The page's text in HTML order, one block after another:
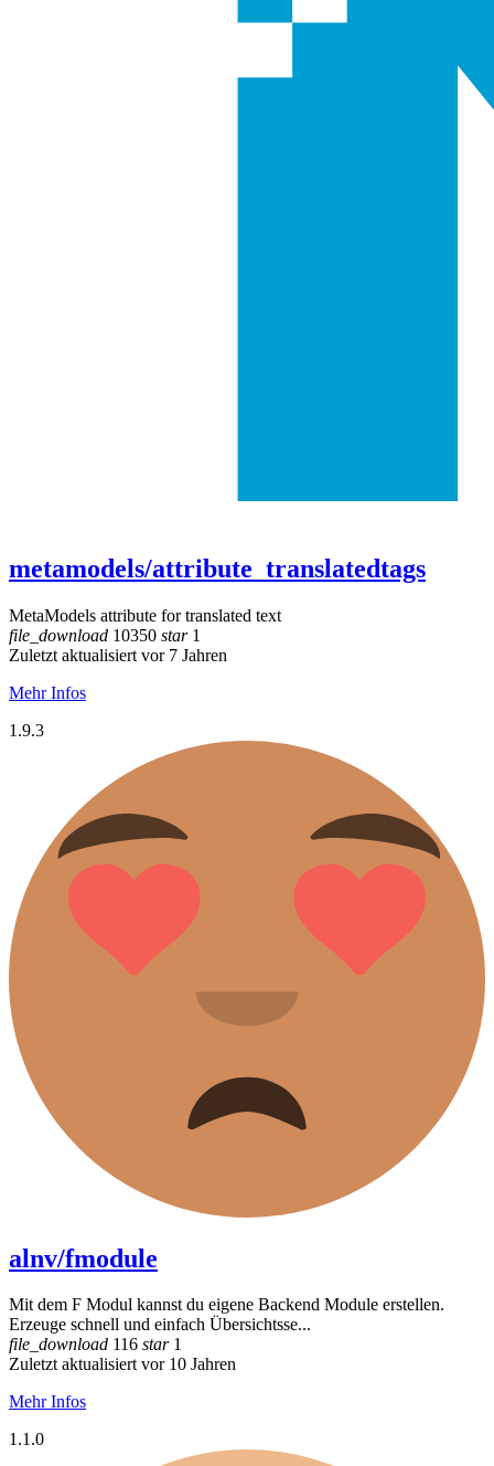
metamodels/attribute_translatedtags
MetaModels attribute for translated text
file_download 10350 star1
Zuletzt aktualisiert vor 7 Jahren
Mehr Infos
1.9.3
alnv/fmodule
Mit dem F Modul kannst du eigene Backend Module erstellen.
Erzeuge schnell und einfach Übersichtsse...
file_download 116 star1
Zuletzt aktualisiert vor 10 Jahren
Mehr Infos
1.1.0